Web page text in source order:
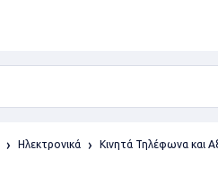
Ηλεκτρονικά Κινητά Τηλέφωνα και